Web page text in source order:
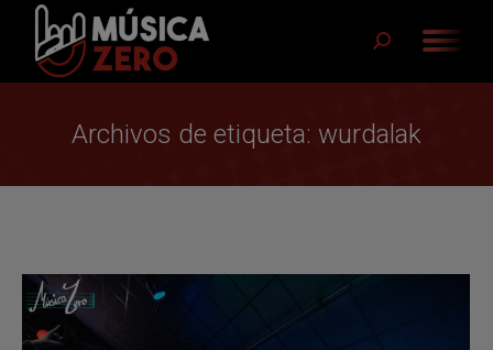
Buscar:
Archivos de etiqueta: wurdalak